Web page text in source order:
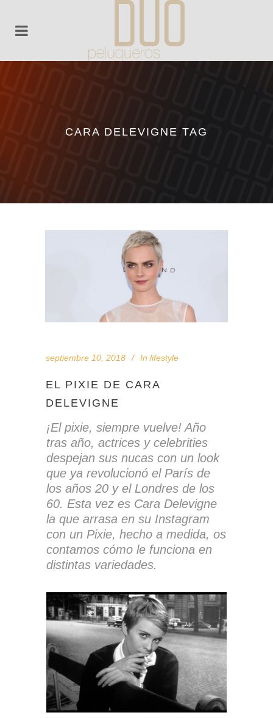
CARA DELEVIGNE TAG
septiembre 10, 2018 In lifestyle
EL PIXIE DE CARA
DELEVIGNE
¡El pixie, siempre vuelve! Año
tras año, actrices y celebrities
despejan sus nucas con un look
que ya revolucionó el París de
los años 20 y el Londres de los
60. Esta vez es Cara Delevigne
la que arrasa en su Instagram
con un Pixie, hecho a medida, os
contamos cómo le funciona en
distintas variedades.